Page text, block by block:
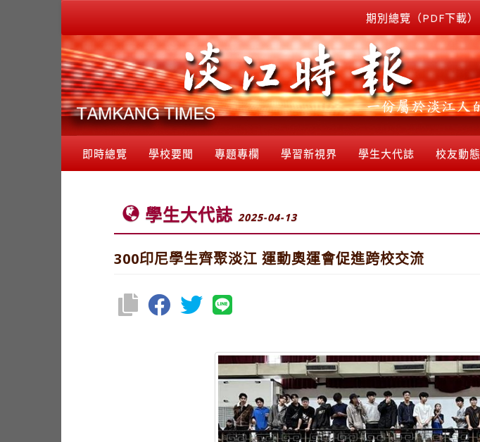
期別總覽（PDF下載）
即時總覽 學校要聞 專題專欄 學習新視界 學生大代誌 校友動態
學生大代誌 2025-04-13
300印尼學生齊聚淡江 運動奧運會促進跨校交流